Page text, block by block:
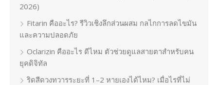
2026)
Fitarin คืออะไร? รีวิวเชิงลึกส่วนผสม กลไกการลดไขมัน
และความปลอดภัย
Oclarizin คืออะไร ดีไหม ตัวช่วยดูแลสายตาสำหรับคน
ยุคดิจิทัล
ริดสีดวงทวารระยะที่ 1–2 หายเองได้ไหม? เมื่อไรที่ไม่